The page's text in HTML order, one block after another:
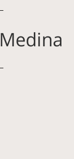
Medina שולחנות קפה